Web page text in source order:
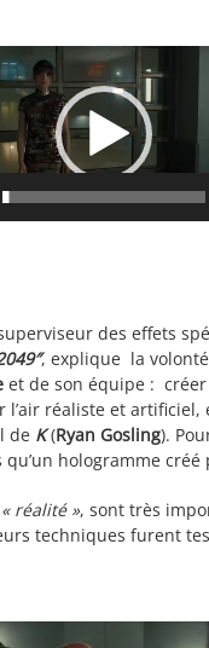
des effets
, explique la
et de son équipe :
l’air réaliste et artificiel,
de K(Ryan Gosling).
hologramme créé
« réalité », sont très
techniques furent